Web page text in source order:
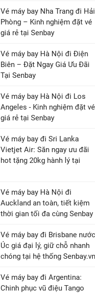
Vé máy bay Nha Trang đi Hải
Phòng – Kinh nghiệm đặt vé
giá rẻ tại Senbay
Vé máy bay Hà Nội đi Điện
Biên – Đặt Ngay Giá Ưu Đãi
Tại Senbay
Vé máy bay Hà Nội đi Los
Angeles - Kinh nghiệm đặt vé
giá rẻ tại Senbay
Vé máy bay đi Sri Lanka
Vietjet Air: Săn ngay ưu đãi
hot tặng 20kg hành lý tại
Vé máy bay Hà Nội đi
Auckland an toàn, tiết kiệm
thời gian tối đa cùng Senbay
Vé máy bay đi Brisbane nước
Úc giá đại lý, giữ chỗ nhanh
chóng tại hệ thống Senbay.vn
Vé máy bay đi Argentina:
Chinh phục vũ điệu Tango